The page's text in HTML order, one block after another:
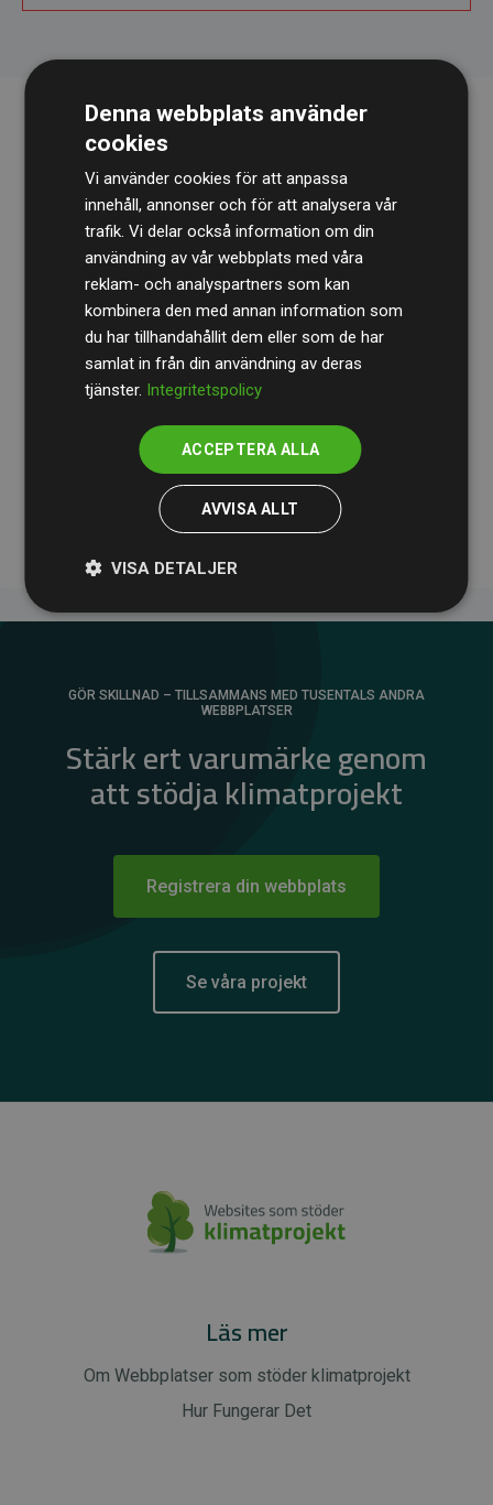
RevisionsbyrånBDOgranskar kontinuerligt våra
beräkningar och vår metod för att säkerställa
transparens och tillförlitlighet.
Deras granskning visar att våra investeringar i
de beräknade CO₂-utsläppenfrån
medlemswebbplatser – ett tydligt bevis på att vårt
arbetssätt ger mätbar klimatnytta.
GÖR SKILLNAD – TILLSAMMANS MED TUSENTALS ANDRA
WEBBPLATSER
Stärk ert varumärke genom
att stödja klimatprojekt
Registrera din webbplats
Se våra projekt
Läs mer
Om Webbplatser som stöder klimatprojekt
Hur Fungerar Det
Denna webbplats använder
cookies
Vi använder cookies för att anpassa
innehåll, annonser och för att analysera vår
trafik. Vi delar också information om din
användning av vår webbplats med våra
reklam- och analyspartners som kan
kombinera den med annan information som
du har tillhandahållit dem eller som de har
samlat in från din användning av deras
tjänster. Integritetspolicy
ACCEPTERA ALLA
AVVISA ALLT
VISA DETALJER